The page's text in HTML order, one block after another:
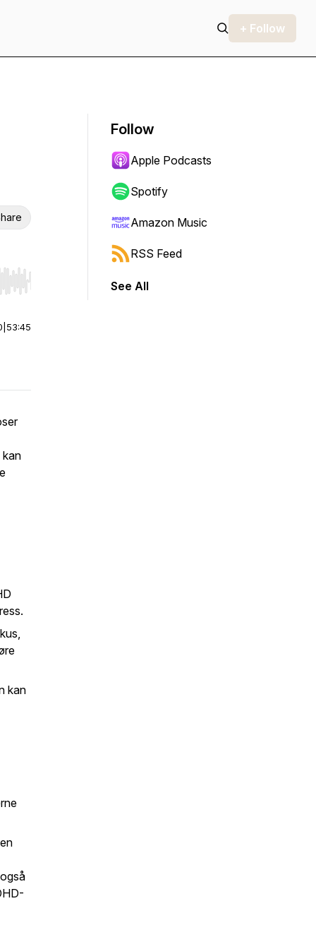
+ Follow
Hold shift to jump forward or backward.
53:45
kan
kan
Follow
Apple Podcasts
Spotify
Amazon Music
RSS Feed
See All